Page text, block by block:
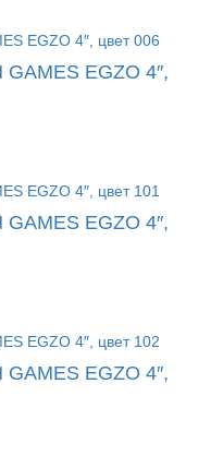
EGZO 4″,
EGZO 4″,
EGZO 4″,